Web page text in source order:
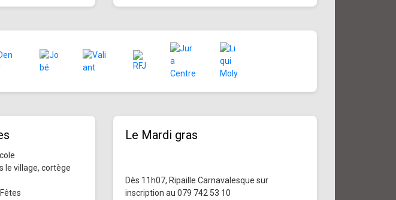
le village, cortège
Le Mardi gras
Dès 11h07, Ripaille Carnavalesque sur
inscription au 079 742 53 10